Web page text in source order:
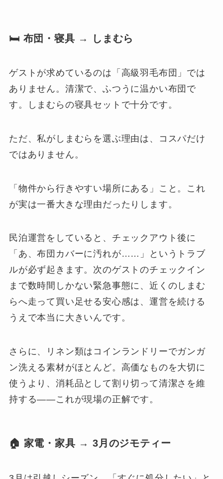
🛏 布団・寝具 → しまむら
ゲストが求めているのは「高級羽毛布団」では
ありません。清潔で、ふつうに温かい布団で
す。しまむらの寝具セットで十分です。
ただ、私がしまむらを選ぶ理由は、コスパだけ
ではありません。
「物件から行きやすい場所にある」こと。これ
が実は一番大きな理由だったりします。
民泊運営をしていると、チェックアウト後に
「あ、布団カバーに汚れが……」というトラブ
ルが必ず起きます。次のゲストのチェックイン
まで数時間しかない緊急事態に、近くのしまむ
らへ走って買い足せる安心感は、運営を続ける
うえで本当に大きいんです。
さらに、リネン類はコインランドリーでガンガ
ン洗える素材がほとんど。高価なものを大切に
使うより、消耗品として割り切って清潔さを維
持する——これが現場の正解です。
🏠 家電・家具 → 3月のジモティー